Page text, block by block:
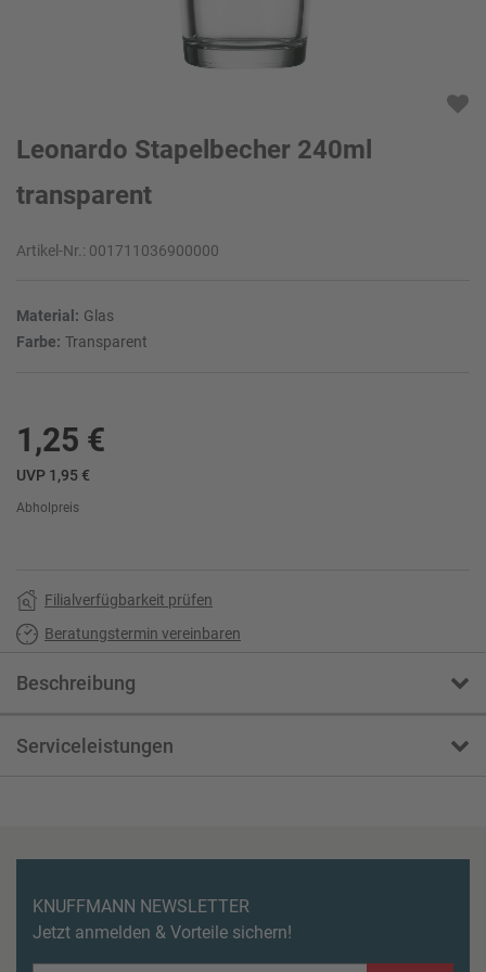
Leonardo Stapelbecher 240ml
transparent
Artikel-Nr.: 001711036900000
Material: Glas
Farbe: Transparent
1,25 €
UVP 1,95 €
Abholpreis
Filialverfügbarkeit prüfen
Beratungstermin vereinbaren
Beschreibung
Serviceleistungen
KNUFFMANN NEWSLETTER
Jetzt anmelden & Vorteile sichern!